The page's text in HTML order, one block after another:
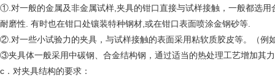
①.对一般的金属及非金属试样,夹具的钳口直接与试样接触，一般都选
耐磨性. 有时也在钳口处镶装特种钢材,或在钳口表面喷涂金钢砂等.
②.对一些小试验力的夹具，与试样接触的表面采用粘软质胶皮等。（例
③夹具体一般采用中碳钢、合金结构钢，通过适当的热处理工艺增加其
c．对夹具结构的要求：